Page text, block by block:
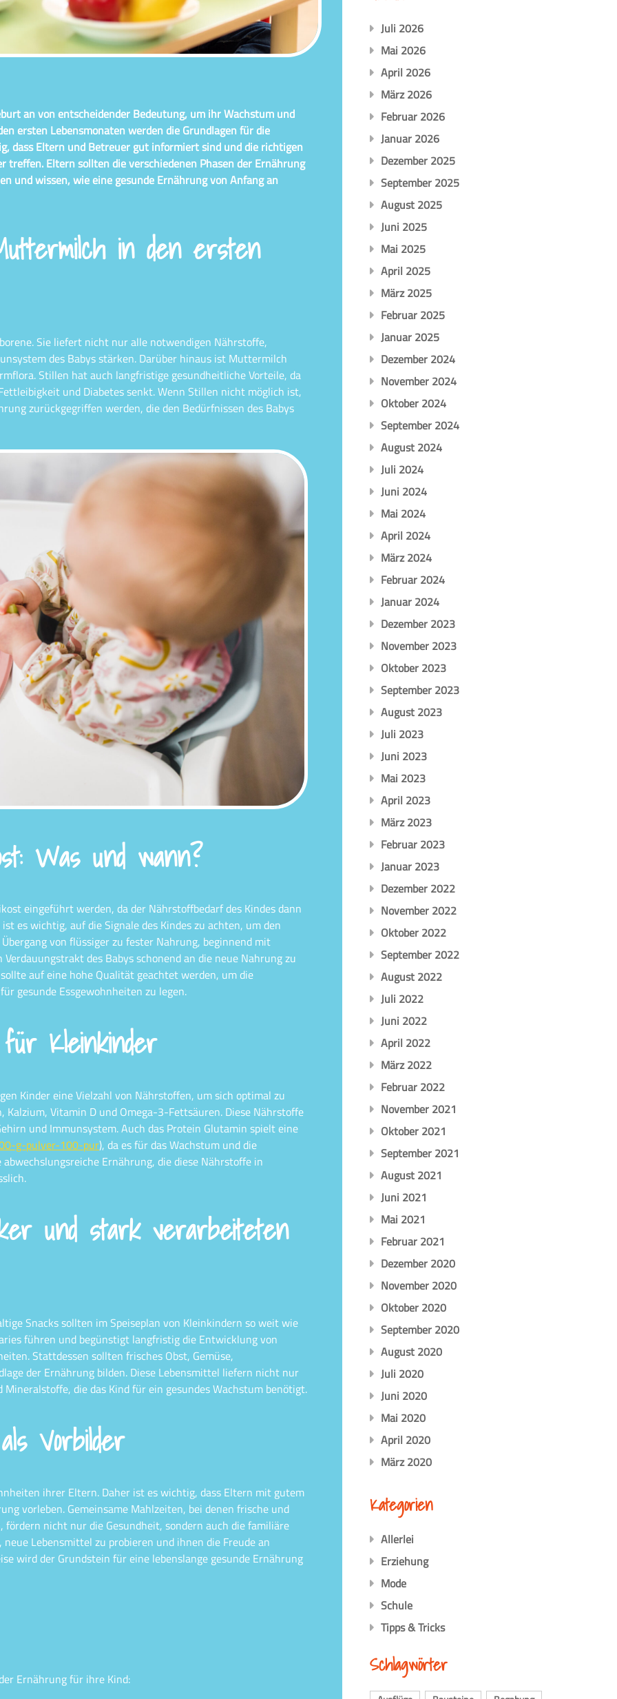
an von entscheidender Bedeutung, um ihr Wachstum und
ersten Lebensmonaten werden die Grundlagen für die
dass Eltern und Betreuer gut informiert sind und die richtigen
treffen. Eltern sollten die verschiedenen Phasen der Ernährung
und wissen, wie eine gesunde Ernährung von Anfang an
in den ersten
Sie liefert nicht nur alle notwendigen Nährstoffe,
des Babys stärken. Darüber hinaus ist Muttermilch
Stillen hat auch langfristige gesundheitliche Vorteile, da
und Diabetes senkt. Wenn Stillen nicht möglich ist,
zurückgegriffen werden, die den Bedürfnissen des Babys
Was und wann?
eingeführt werden, da der Nährstoffbedarf des Kindes dann
es wichtig, auf die Signale des Kindes zu achten, um den
von flüssiger zu fester Nahrung, beginnend mit
des Babys schonend an die neue Nahrung zu
auf eine hohe Qualität geachtet werden, um die
gesunde Essgewohnheiten zu legen.
Kleinkinder
Kinder eine Vielzahl von Nährstoffen, um sich optimal zu
Vitamin D und Omega-3-Fettsäuren. Diese Nährstoffe
und Immunsystem. Auch das Protein Glutamin spielt eine
g-pulver-100-pur), da es für das Wachstum und die
Ernährung, die diese Nährstoffe in
und stark verarbeiteten
Snacks sollten im Speiseplan von Kleinkindern so weit wie
führen und begünstigt langfristig die Entwicklung von
Stattdessen sollten frisches Obst, Gemüse,
der Ernährung bilden. Diese Lebensmittel liefern nicht nur
die das Kind für ein gesundes Wachstum benötigt.
Vorbilder
ihrer Eltern. Daher ist es wichtig, dass Eltern mit gutem
vorleben. Gemeinsame Mahlzeiten, bei denen frische und
fördern nicht nur die Gesundheit, sondern auch die familiäre
Lebensmittel zu probieren und ihnen die Freude an
wird der Grundstein für eine lebenslange gesunde Ernährung
Ernährung für ihre Kind:
Juli 2026
Mai 2026
April 2026
März 2026
Februar 2026
Januar 2026
Dezember 2025
September 2025
August 2025
Juni 2025
Mai 2025
April 2025
März 2025
Februar 2025
Januar 2025
Dezember 2024
November 2024
Oktober 2024
September 2024
August 2024
Juli 2024
Juni 2024
Mai 2024
April 2024
März 2024
Februar 2024
Januar 2024
Dezember 2023
November 2023
Oktober 2023
September 2023
August 2023
Juli 2023
Juni 2023
Mai 2023
April 2023
März 2023
Februar 2023
Januar 2023
Dezember 2022
November 2022
Oktober 2022
September 2022
August 2022
Juli 2022
Juni 2022
April 2022
März 2022
Februar 2022
November 2021
Oktober 2021
September 2021
August 2021
Juni 2021
Mai 2021
Februar 2021
Dezember 2020
November 2020
Oktober 2020
September 2020
August 2020
Juli 2020
Juni 2020
Mai 2020
April 2020
März 2020
Kategorien
Allerlei
Erziehung
Mode
Schule
Tipps & Tricks
Schlagwörter